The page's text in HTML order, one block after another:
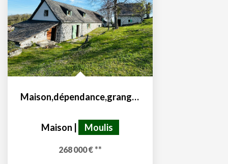
Maison,dépendance,grange sur les hauteurs de Moulis 09200
Maison Moulis
268 000 € **